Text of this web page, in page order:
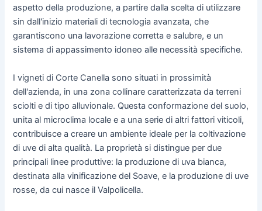
aspetto della produzione, a partire dalla scelta di utilizzare
sin dall'inizio materiali di tecnologia avanzata, che
garantiscono una lavorazione corretta e salubre, e un
sistema di appassimento idoneo alle necessità specifiche.
I vigneti di Corte Canella sono situati in prossimità
dell'azienda, in una zona collinare caratterizzata da terreni
sciolti e di tipo alluvionale. Questa conformazione del suolo,
unita al microclima locale e a una serie di altri fattori viticoli,
contribuisce a creare un ambiente ideale per la coltivazione
di uve di alta qualità. La proprietà si distingue per due
principali linee produttive: la produzione di uva bianca,
destinata alla vinificazione del Soave, e la produzione di uve
rosse, da cui nasce il Valpolicella.